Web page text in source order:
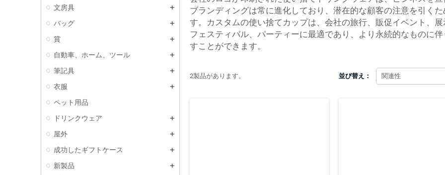
文房具
バッグ
賞
自動車、ホーム、ツール
筆記具
衣服
ペット用品
ドリンクウェア
屋外
成功したギフトケース
新製品
ブランディングは常に進化しており、潜在的な顧客の注意を引く
す。カスタムの使い捨てカップは、会社の旅行、販促イベント、
フェスティバル、パーティーに最適であり、より永続的なものに
すことができます。
並び替え： 関連性
2製品があります。